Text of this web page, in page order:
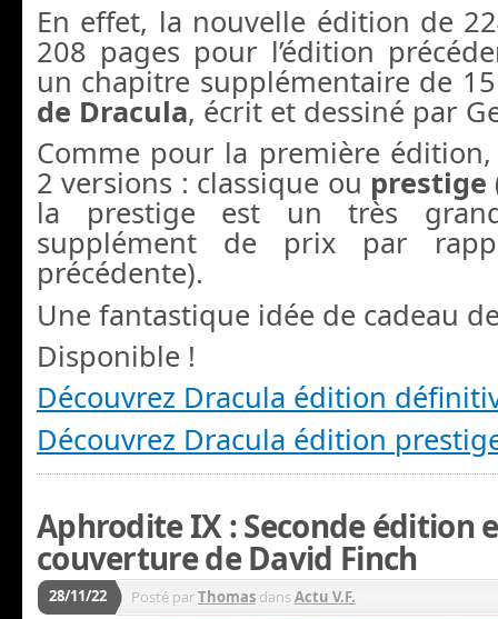
En effet, la nouvelle édition de
208 pages pour l’édition
un chapitre supplémentaire de
de Dracula, écrit et dessiné par
Comme pour la première
2 versions : classique ou prestige
la prestige est un très
supplément de prix par
précédente).
Une fantastique idée de cadeau
Disponible !
Découvrez Dracula édition
Découvrez Dracula édition
Aphrodite IX : Seconde édition
couverture de David Finch
28/11/22 Posté parThomas dansActu V.F.